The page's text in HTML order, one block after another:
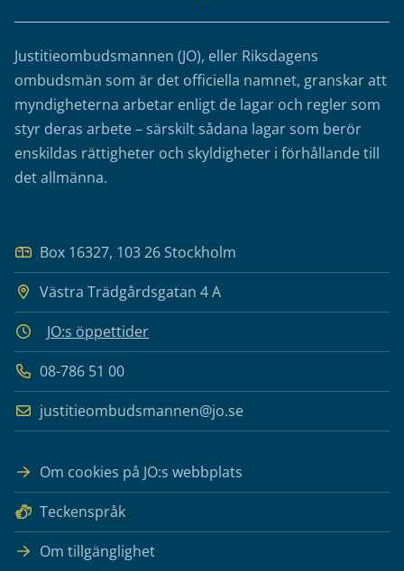
Justitieombudsmannen (JO), eller Riksdagens
ombudsmän som är det officiella namnet, granskar att
myndigheterna arbetar enligt de lagar och regler som
styr deras arbete – särskilt sådana lagar som berör
enskildas rättigheter och skyldigheter i förhållande till
det allmänna.
Box 16327, 103 26 Stockholm
Västra Trädgårdsgatan 4 A
JO:s öppettider
08-786 51 00
justitieombudsmannen@jo.se
Om cookies på JO:s webbplats
Teckenspråk
Om tillgänglighet